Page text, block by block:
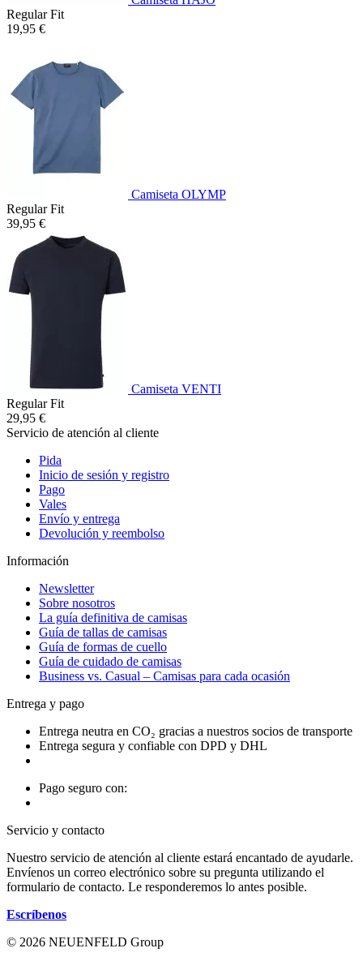
Regular Fit
19,95 €
Camiseta OLYMP
Regular Fit
39,95 €
Camiseta VENTI
Regular Fit
29,95 €
Servicio de atención al cliente
Pida
Inicio de sesión y registro
Pago
Vales
Envío y entrega
Devolución y reembolso
Información
Newsletter
Sobre nosotros
La guía definitiva de camisas
Guía de tallas de camisas
Guía de formas de cuello
Guía de cuidado de camisas
Business vs. Casual – Camisas para cada ocasión
Entrega y pago
Entrega neutra en CO₂ gracias a nuestros socios de transporte
Entrega segura y confiable con DPD y DHL
Pago seguro con:
Servicio y contacto
Nuestro servicio de atención al cliente estará encantado de ayudarle.
Envíenos un correo electrónico sobre su pregunta utilizando el
formulario de contacto. Le responderemos lo antes posible.
Escríbenos
© 2026 NEUENFELD Group